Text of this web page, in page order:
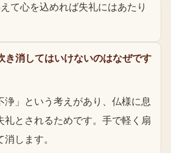
て心を込めれば失礼にはあたり
き消してはいけないのはなぜです
浄」という考えがあり、仏様に息
礼とされるためです。手で軽く扇
します。